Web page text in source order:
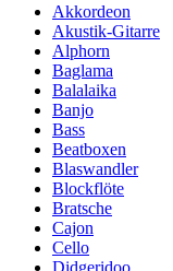
Akkordeon
Akustik-Gitarre
Alphorn
Baglama
Balalaika
Banjo
Bass
Beatboxen
Blaswandler
Blockflöte
Bratsche
Cajon
Cello
Didgeridoo